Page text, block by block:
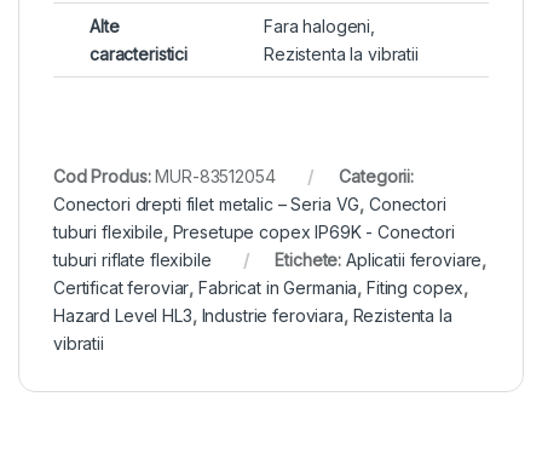
Alte
caracteristici
Fara halogeni,
Rezistenta la vibratii
Cod Produs:MUR-83512054
Categorii:
Conectori drepti filet metalic – Seria VG, Conectori
tuburi flexibile, Presetupe copex IP69K - Conectori
tuburi riflate flexibile
Etichete: Aplicatii feroviare,
Certificat feroviar,Fabricat in Germania,Fiting copex,
Hazard Level HL3, Industrie feroviara, Rezistenta la
vibratii